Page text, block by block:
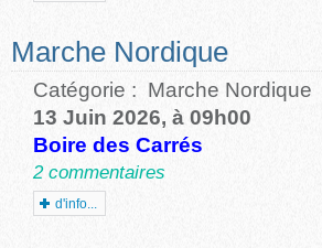
Marche Nordique
Catégorie : Marche Nordique
13 Juin 2026, à 09h00
Boire des Carrés
2 commentaires
d'info...